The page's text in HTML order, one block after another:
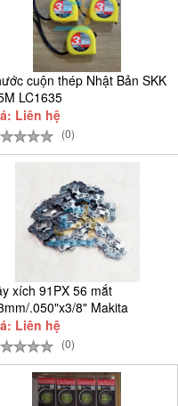
cuộn thép Nhật Bản SKK
LC1635
Liên hệ
(0)
xích 91PX 56 mắt
.050"x3/8" Makita
3
Liên hệ
(0)